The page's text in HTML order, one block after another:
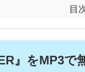
目
』をMP3で